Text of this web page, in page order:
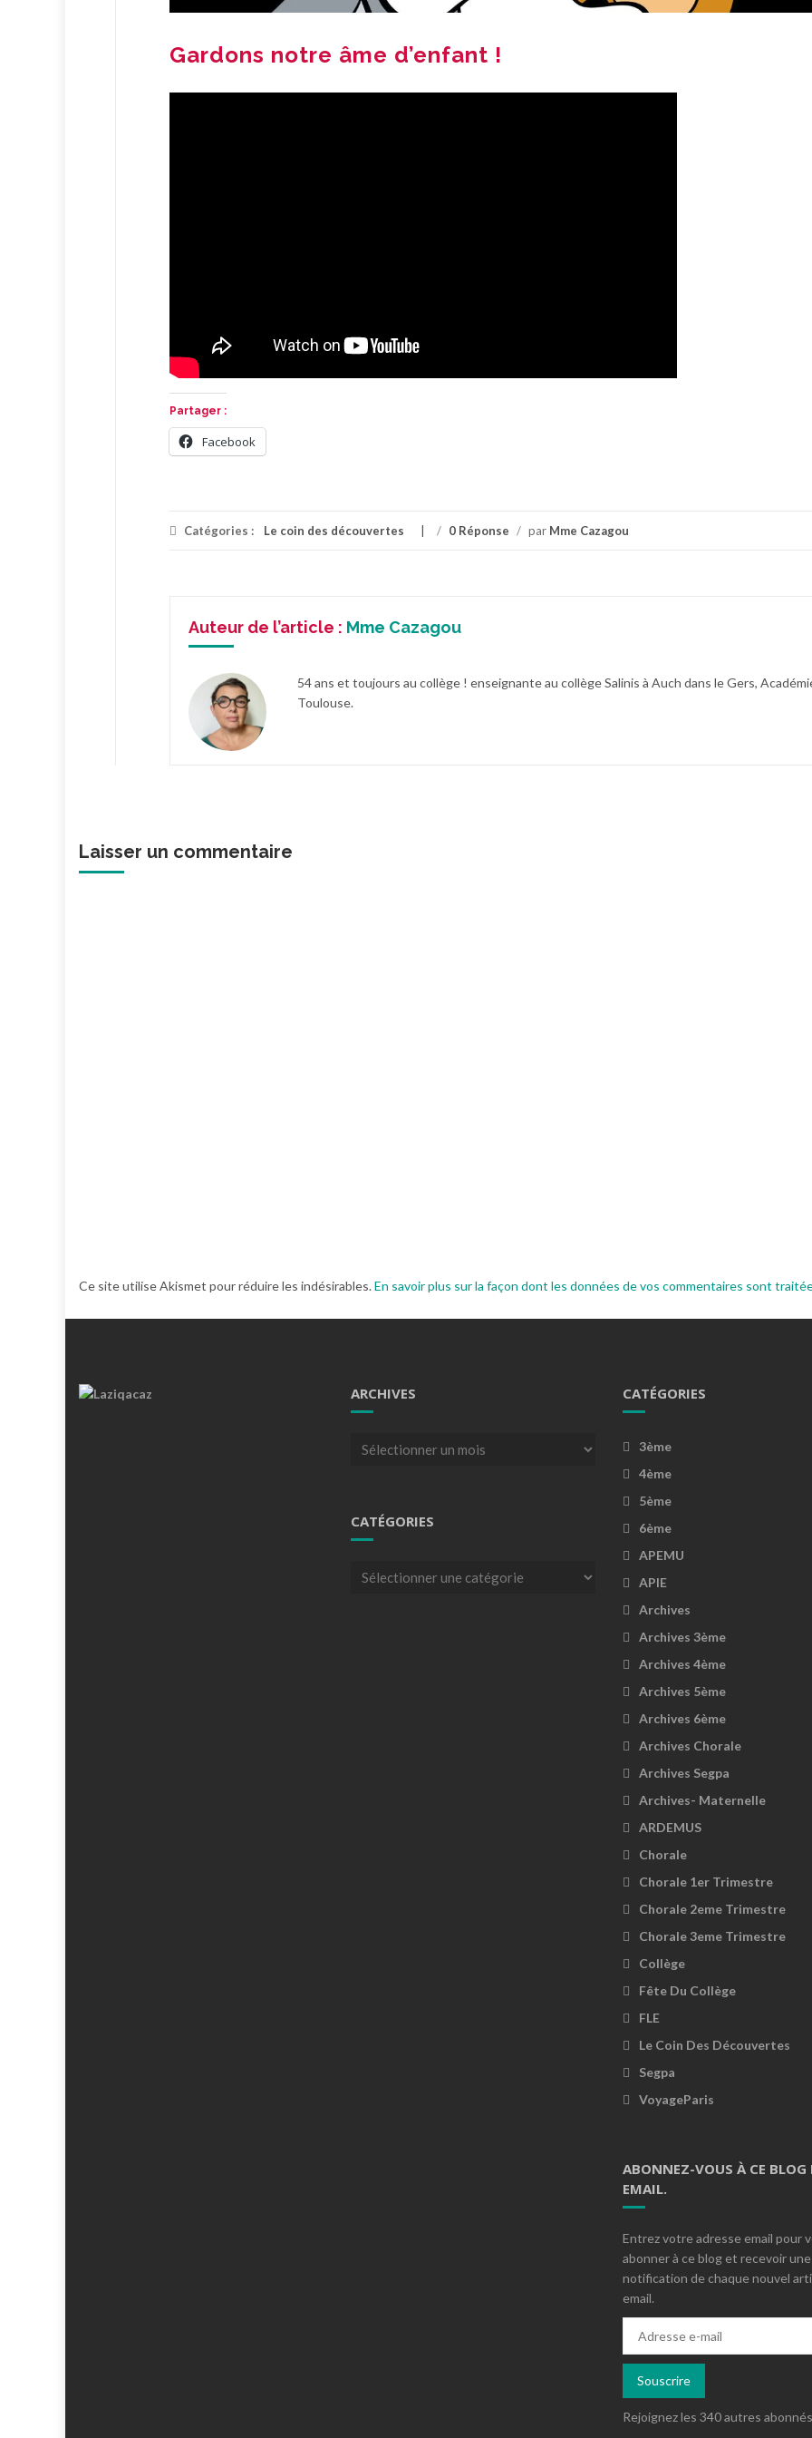
Gardons notre âme d’enfant !
Partager :
Facebook
Catégories : Le coin des découvertes / 0 Réponse / par Mme Cazagou
Auteur de l’article : Mme Cazagou
54 ans et toujours au collège ! enseignante au collège Salinis à Auch dans le Gers,
Toulouse.
Laisser un commentaire
Ce site utilise Akismet pour réduire les indésirables.En savoir plus sur la façon dont les données de vos commentaires sont
ARCHIVES
Archives
CATÉGORIES
Catégories
CATÉGORIES
3ème
4ème
5ème
6ème
APEMU
APIE
Archives
Archives 3ème
Archives 4ème
Archives 5ème
Archives 6ème
Archives Chorale
Archives Segpa
Archives- Maternelle
ARDEMUS
Chorale
Chorale 1er Trimestre
Chorale 2eme Trimestre
Chorale 3eme Trimestre
Collège
Fête Du Collège
FLE
Le Coin Des Découvertes
Segpa
VoyageParis
ABONNEZ-VOUS À CE BLOG
EMAIL.
Entrez votre adresse email pour
abonner à ce blog et recevoir une
notification de chaque nouvel
email.
mail
Souscrire
Rejoignez les 340 autres abonnés